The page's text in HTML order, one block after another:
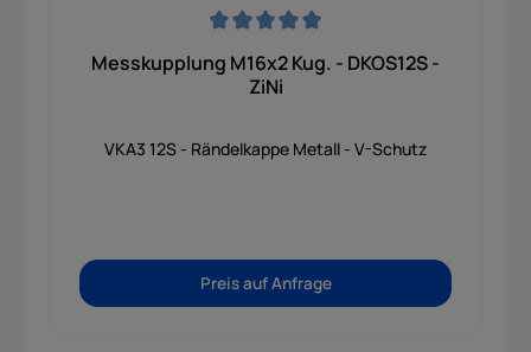
Messkupplung M16x2 Kug. - DKOS12S -
ZiNi
VKA3 12S - Rändelkappe Metall - V-Schutz
Preis auf Anfrage